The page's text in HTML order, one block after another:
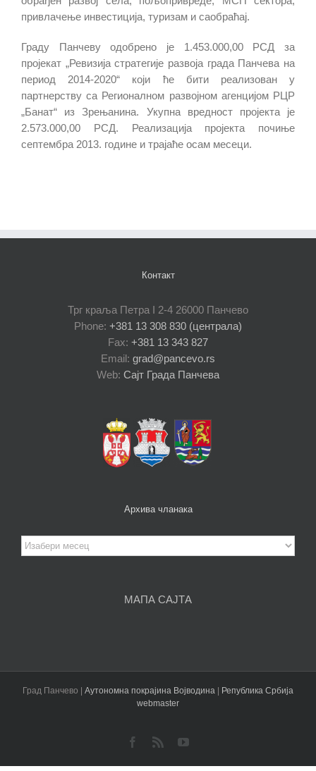
привлачење инвестиција, туризам и саобраћај.
Граду Панчеву одобрено је 1.453.000,00 РСД за
пројекат „Ревизија стратегије развоја града Панчева на
период 2014-2020“ који ће бити реализован у
партнерству са Регионалном развојном агенцијом РЦР
„Банат“ из Зрењанина. Укупна вредност пројекта је
2.573.000,00 РСД. Реализација пројекта почиње
септембра 2013. године и трајаће осам месеци.
Контакт
Трг краља Петра I 2-4 26000 Панчево
Phone: +381 13 308 830 (централа)
Fax: +381 13 343 827
Email: grad@pancevo.rs
Web: Сајт Града Панчева
Архива чланака
Архива
чланака
МАПА САЈТА
Град Панчево | Аутономна покрајина Војводина
Република Србија
webmaster
Facebook
Rss YouTube